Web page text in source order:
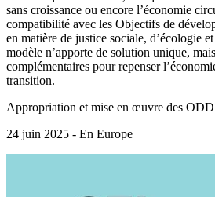
sans croissance ou encore l’économie
compatibilité avec les Objectifs de
en matière de justice sociale, d’écologie
modèle n’apporte de solution unique,
complémentaires pour repenser
transition.
Appropriation et mise en œuvre des ODD
24 juin 2025 - En Europe